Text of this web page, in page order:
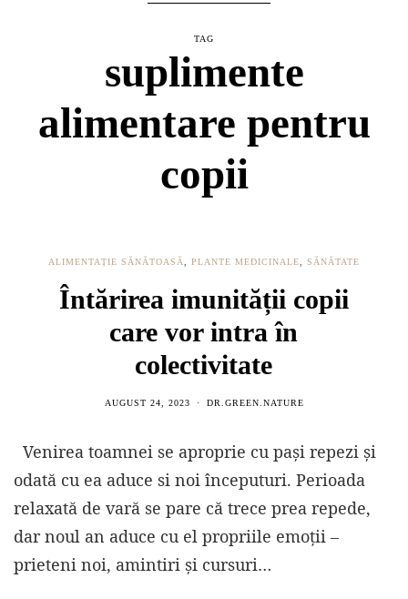
TAG
suplimente
alimentare pentru
copii
ALIMENTAȚIE SĂNĂTOASĂ PLANTE MEDICINALE SĂNĂTATE
Întărirea imunității copii
care vor intra în
colectivitate
AUGUST 24, 2023 DR.GREEN.NATURE
Venirea toamnei se aproprie cu pași repezi și
odată cu ea aduce si noi începuturi. Perioada
relaxată de vară se pare că trece prea repede,
dar noul an aduce cu el propriile emoții –
prieteni noi, amintiri și cursuri…